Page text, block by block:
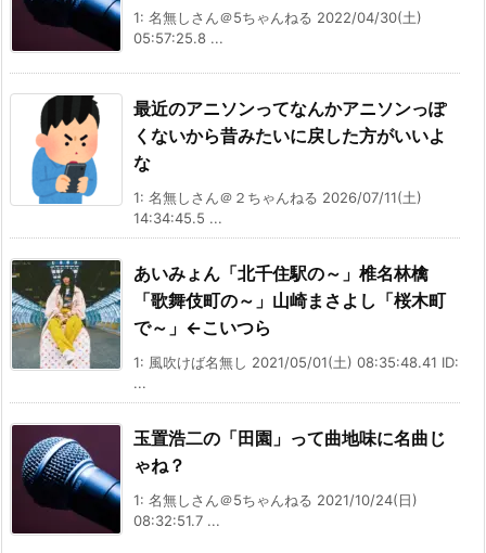
1: 名無しさん＠5ちゃんねる 2022/04/30(土)
05:57:25.8 ...
最近のアニソンってなんかアニソンっぽ
くないから昔みたいに戻した方がいいよ
な
1: 名無しさん＠２ちゃんねる 2026/07/11(土)
14:34:45.5 ...
あいみょん「北千住駅の～」椎名林檎
「歌舞伎町の～」山崎まさよし「桜木町
で～」←こいつら
1: 風吹けば名無し 2021/05/01(土) 08:35:48.41 ID:
...
玉置浩二の「田園」って曲地味に名曲じ
ゃね？
1: 名無しさん＠5ちゃんねる 2021/10/24(日)
08:32:51.7 ...